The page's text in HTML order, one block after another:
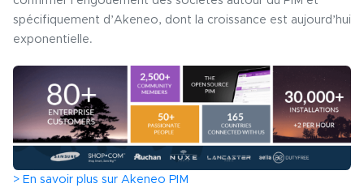
spécifiquement d’Akeneo, dont la croissance est aujourd’hui
exponentielle.
> En savoir plus sur Akeneo PIM